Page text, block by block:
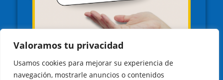
Valoramos tu privacidad
Usamos cookies para mejorar su experiencia de
navegación, mostrarle anuncios o contenidos